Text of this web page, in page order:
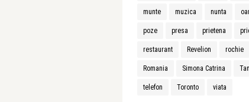
munte muzica nunta
poze presa prietena
restaurant Revelion rochie
Romania Simona Catrina
telefon Toronto viata